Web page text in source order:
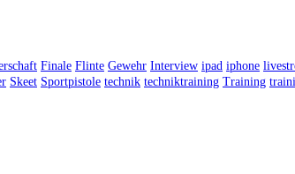
Finale Flinte Gewehr Interview ipad iphone
Skeet Sportpistole technik techniktraining Training